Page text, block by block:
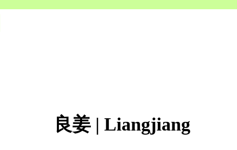
良姜 | Liangjiang